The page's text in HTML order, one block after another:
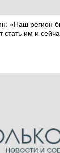
«Наш регион
стать им и